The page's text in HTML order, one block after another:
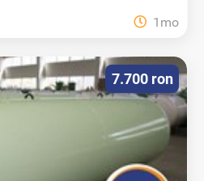
1mo
7.700 ron